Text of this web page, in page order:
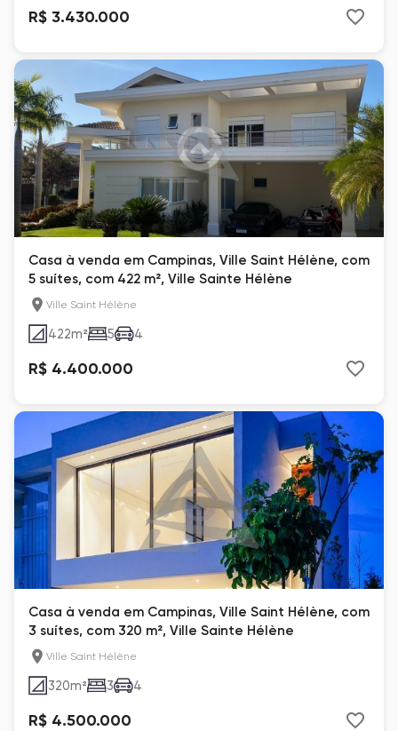
R$ 3.430.000
Casa à venda em Campinas, Ville Saint Hélène, com
5 suítes, com 422 m², Ville Sainte Hélène
Ville Saint Hélène
422m² 5 4
R$ 4.400.000
Casa à venda em Campinas, Ville Saint Hélène, com
3 suítes, com 320 m², Ville Sainte Hélène
Ville Saint Hélène
320m² 3 4
R$ 4.500.000